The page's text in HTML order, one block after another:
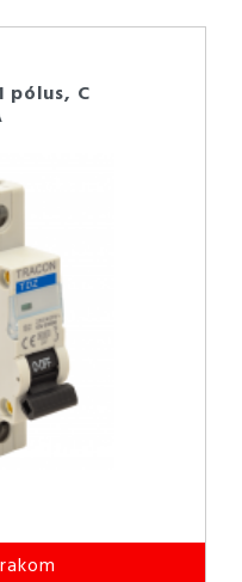
pólus, C